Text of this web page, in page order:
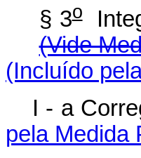
§ 3o
(Vide
(Incluído
I - a
pela Medida